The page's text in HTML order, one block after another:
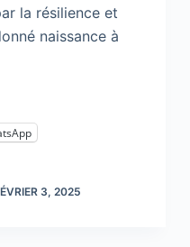
la résilience et
naissance à
3, 2025